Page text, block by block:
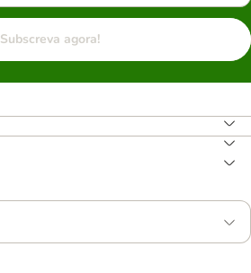
Subscreva agora!